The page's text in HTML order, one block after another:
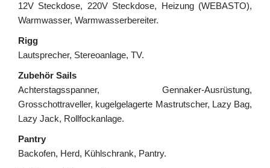
12V Steckdose, 220V Steckdose, Heizung (WEBASTO),
Warmwasser, Warmwasserbereiter.
Rigg
Lautsprecher, Stereoanlage, TV.
Zubehör Sails
Achterstagsspanner, Gennaker-Ausrüstung,
Grosschottraveller, kugelgelagerte Mastrutscher, Lazy Bag,
Lazy Jack, Rollfockanlage.
Pantry
Backofen, Herd, Kühlschrank, Pantry.